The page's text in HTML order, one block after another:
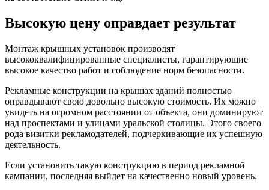
Высокую цену оправдает результат
Монтаж крышных установок производят
высококвалифицированные специалисты, гарантирующие
высокое качество работ и соблюдение норм безопасности.
Рекламные конструкции на крышах зданий полностью
оправдывают свою довольно высокую стоимость. Их можно
увидеть на огромном расстоянии от объекта, они доминируют
над проспектами и улицами уральской столицы. Этого своего
рода визитки рекламодателей, подчеркивающие их успешную
деятельность.
Если установить такую конструкцию в период рекламной
кампании, последняя выйдет на качественно новый уровень.